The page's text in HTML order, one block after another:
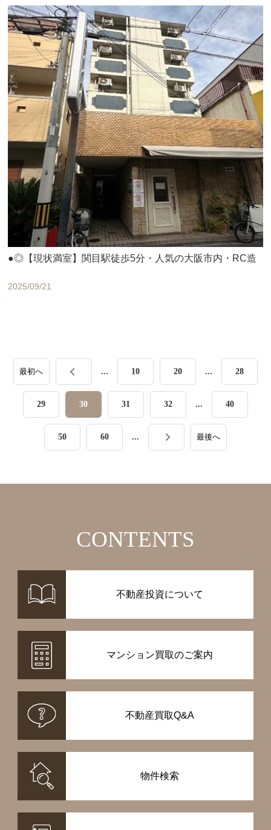
●◎【現状満室】関目駅徒歩5分・人気の大阪市内・RC造
2025/09/21
最初へ ... 10 20 ... 28
29 30 31 32 ... 40
50 60 ... 最後へ
CONTENTS
不動産投資について
マンション買取のご案内
不動産買取Q&A
物件検索